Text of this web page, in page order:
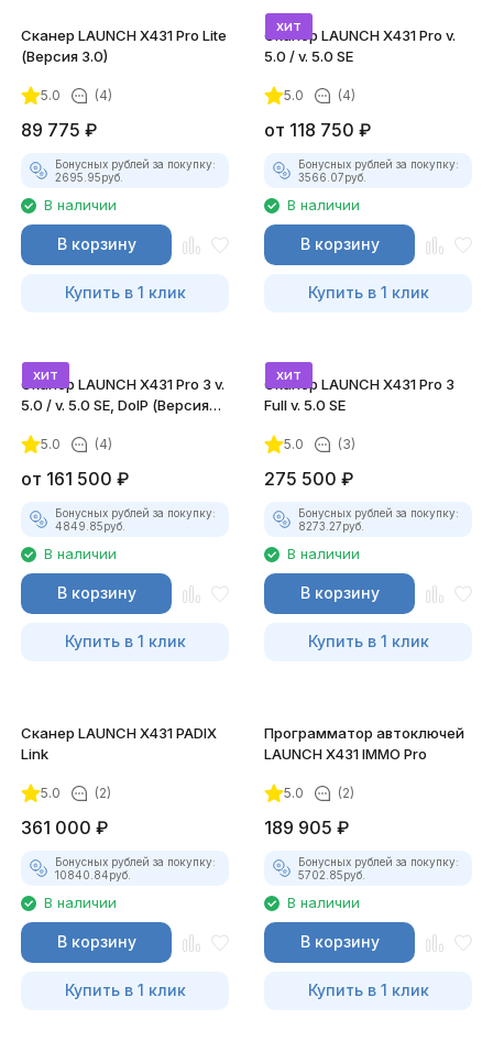
Сканер LAUNCH X431 Pro Lite
(Версия 3.0)
5.0 (4)
89 775 ₽
Бонусных рублей за покупку:
2695.95руб.
В наличии
В корзину
Купить в 1 клик
хит
Сканер LAUNCH X431 Pro v.
5.0 / v. 5.0 SE
5.0 (4)
от 118 750 ₽
Бонусных рублей за покупку:
3566.07руб.
В наличии
В корзину
Купить в 1 клик
хит
Сканер LAUNCH X431 Pro 3 v.
5.0 / v. 5.0 SE, DoIP (Версия
5.0 (4)
от 161 500 ₽
Бонусных рублей за покупку:
4849.85руб.
В наличии
В корзину
Купить в 1 клик
хит
Сканер LAUNCH X431 Pro 3
Full v. 5.0 SE
5.0 (3)
275 500 ₽
Бонусных рублей за покупку:
8273.27руб.
В наличии
В корзину
Купить в 1 клик
Сканер LAUNCH X431 PADIX
Link
5.0 (2)
361 000 ₽
Бонусных рублей за покупку:
10840.84руб.
В наличии
В корзину
Купить в 1 клик
Программатор автоключей
LAUNCH X431 IMMO Pro
5.0 (2)
189 905 ₽
Бонусных рублей за покупку:
5702.85руб.
В наличии
В корзину
Купить в 1 клик